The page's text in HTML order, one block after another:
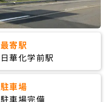
最寄駅
日華化学前駅
駐車場
駐車場完備